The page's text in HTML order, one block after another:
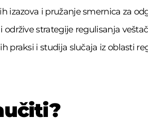
izazova i pružanje smernica za
održive strategije regulisanja
praksi i studija slučaja iz oblasti